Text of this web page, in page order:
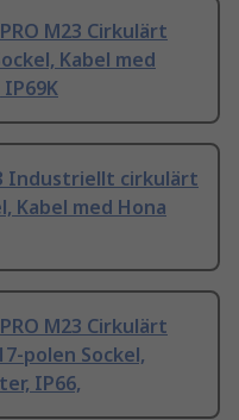
M23 Cirkulärt
Kabel med
Industriellt cirkulärt
Kabel med Hona
M23 Cirkulärt
polen Sockel,
IP66,